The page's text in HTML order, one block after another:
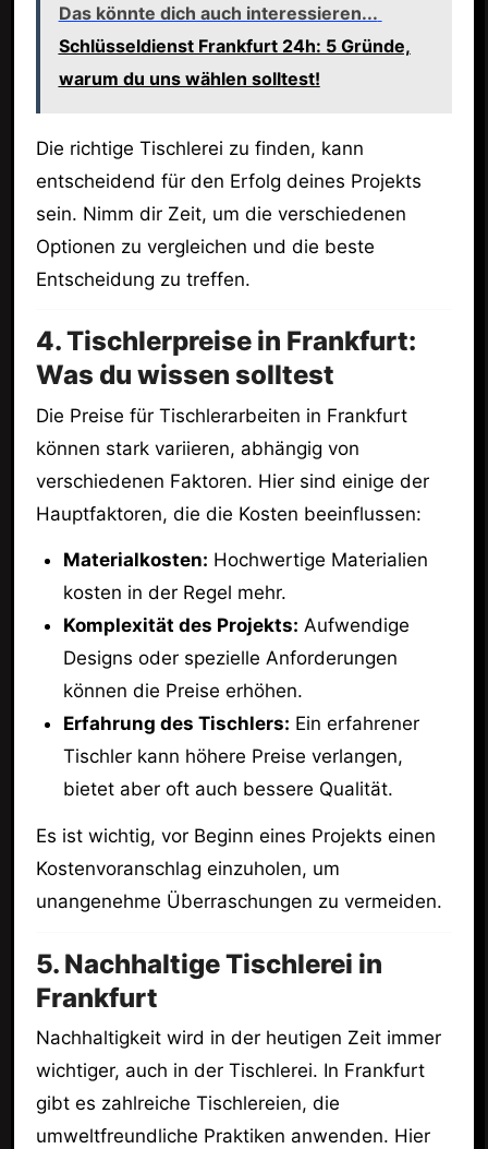
Das könnte dich auch interessieren...
Schlüsseldienst Frankfurt 24h: 5 Gründe,
warum du uns wählen solltest!
Die richtige Tischlerei zu finden, kann
entscheidend für den Erfolg deines Projekts
sein. Nimm dir Zeit, um die verschiedenen
Optionen zu vergleichen und die beste
Entscheidung zu treffen.
4. Tischlerpreise in Frankfurt:
Was du wissen solltest
Die Preise für Tischlerarbeiten in Frankfurt
können stark variieren, abhängig von
verschiedenen Faktoren. Hier sind einige der
Hauptfaktoren, die die Kosten beeinflussen:
Materialkosten: Hochwertige Materialien
kosten in der Regel mehr.
Komplexität des Projekts: Aufwendige
Designs oder spezielle Anforderungen
können die Preise erhöhen.
Erfahrung des Tischlers: Ein erfahrener
Tischler kann höhere Preise verlangen,
bietet aber oft auch bessere Qualität.
Es ist wichtig, vor Beginn eines Projekts einen
Kostenvoranschlag einzuholen, um
unangenehme Überraschungen zu vermeiden.
5. Nachhaltige Tischlerei in
Frankfurt
Nachhaltigkeit wird in der heutigen Zeit immer
wichtiger, auch in der Tischlerei. In Frankfurt
gibt es zahlreiche Tischlereien, die
umweltfreundliche Praktiken anwenden. Hier